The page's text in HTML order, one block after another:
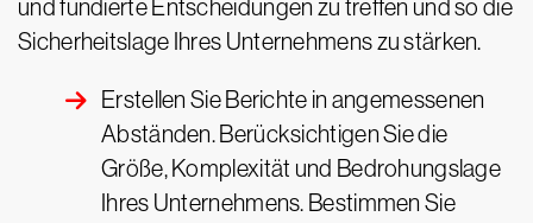
und fundierte Entscheidungen zu treffen und so die
Sicherheitslage Ihres Unternehmens zu stärken.
Erstellen Sie Berichte in angemessenen
Abständen. Berücksichtigen Sie die
Größe, Komplexität und Bedrohungslage
Ihres Unternehmens. Bestimmen Sie